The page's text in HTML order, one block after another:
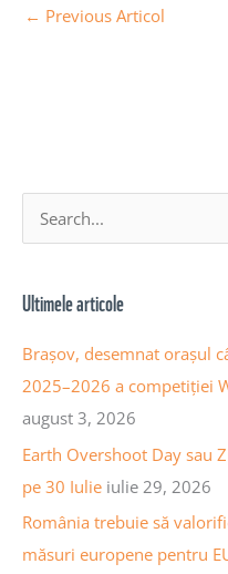
← Previous Articol
r
c
h
f
o
r
:
Ultimele articole
Brașov, desemnat orașul
2025–2026 a competiției
august 3, 2026
Earth Overshoot Day sau
pe 30 Iulie iulie 29, 2026
România trebuie să
măsuri europene pentru
r
i
t
i
c
o